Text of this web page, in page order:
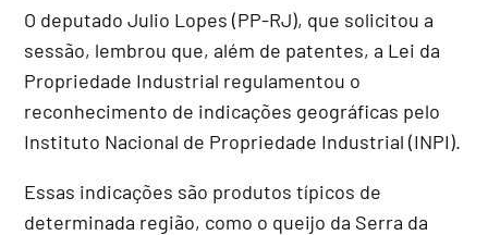
O deputado Julio Lopes (PP-RJ), que solicitou a
sessão, lembrou que, além de patentes, a Lei da
Propriedade Industrial regulamentou o
reconhecimento de indicações geográficas pelo
Instituto Nacional de Propriedade Industrial (INPI).
Essas indicações são produtos típicos de
determinada região, como o queijo da Serra da